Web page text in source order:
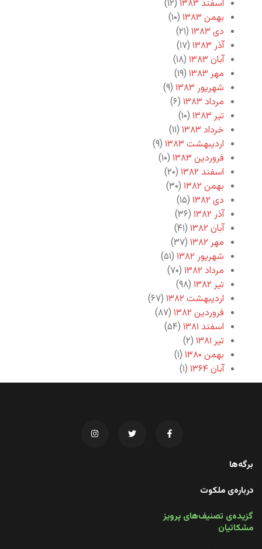
اسفند ۱۳۸۳
(۱۲)
بهمن ۱۳۸۳
(۱۰)
دی ۱۳۸۳
(۲۱)
آذر ۱۳۸۳
(۱۷)
آبان ۱۳۸۳
(۱۸)
مهر ۱۳۸۳
(۱۹)
شهریور ۱۳۸۳
(۹)
مرداد ۱۳۸۳
(۶)
تیر ۱۳۸۳
(۱۰)
خرداد ۱۳۸۳
(۱۱)
اردیبهشت ۱۳۸۳
(۹)
فروردین ۱۳۸۳
(۱۰)
اسفند ۱۳۸۲
(۲۰)
بهمن ۱۳۸۲
(۳۰)
دی ۱۳۸۲
(۱۵)
آذر ۱۳۸۲
(۳۶)
آبان ۱۳۸۲
(۴۱)
مهر ۱۳۸۲
(۳۷)
شهریور ۱۳۸۲
(۵۱)
مرداد ۱۳۸۲
(۷۰)
تیر ۱۳۸۲
(۹۸)
اردیبهشت ۱۳۸۲
(۶۷)
فروردین ۱۳۸۲
(۸۷)
اسفند ۱۳۸۱
(۵۴)
تیر ۱۳۸۱
(۲)
بهمن ۱۳۸۰
(۱)
آبان ۱۳۶۴
(۱)
برگه‌ها
درباره‌ی ملکوت
گزیده‌ی تصنیف‌های پرویز
مشکاتیان